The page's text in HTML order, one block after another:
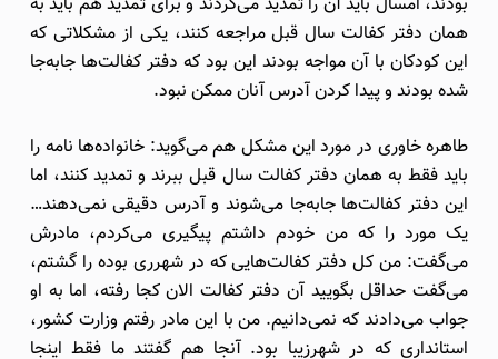
همان دفتر کفالت سال قبل مراجعه کنند، یکی از مشکلاتی که
این کودکان با آن مواجه بودند این بود که دفتر کفالت‌ها جابه‌جا
شده بودند و پیدا کردن آدرس آنان ممکن نبود.
طاهره خاوری در مورد این مشکل هم می‌گوید: خانواده‌ها نامه را
باید فقط به همان دفتر کفالت سال قبل ببرند و تمدید کنند، اما
این دفتر کفالت‌ها جابه‌جا می‌شوند و آدرس دقیقی نمی‌دهند…
یک مورد را که من خودم داشتم پیگیری می‌کردم، مادرش
می‌گفت: من کل دفتر کفالت‌هایی که در شهرری بوده را گشتم،
می‌گفت حداقل بگویید آن دفتر کفالت الان کجا رفته، اما به او
جواب می‌دادند که نمی‌دانیم. من با این مادر رفتم وزارت کشور،
استانداری که در شهرزیبا بود. آنجا هم گفتند ما فقط اینجا